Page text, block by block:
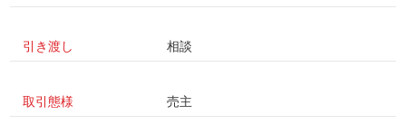
引き渡し 相談
取引態様 売主